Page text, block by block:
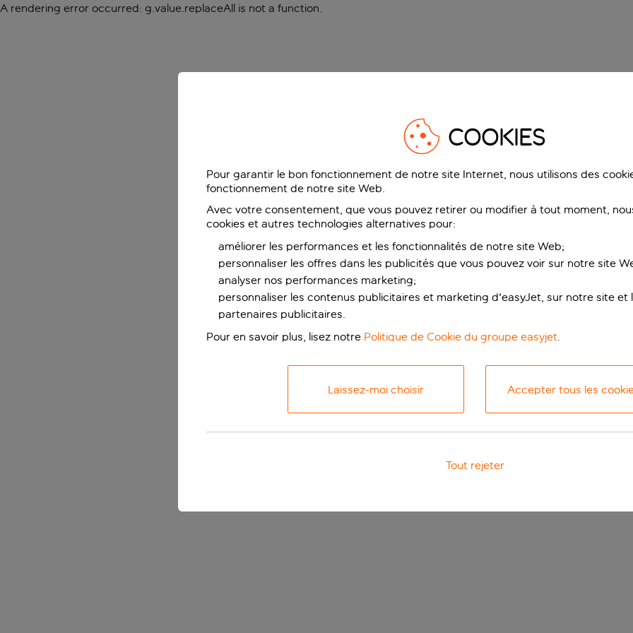
A rendering error occurred: g.value.replaceAll is not a function.
COOKIES
Pour garantir le bon fonctionnement de notre site Internet, nous utilisons des
fonctionnement de notre site Web.
Avec votre consentement, que vous pouvez retirer ou modifier à tout moment,
cookies et autres technologies alternatives pour:
améliorer les performances et les fonctionnalités de notre site Web;
personnaliser les offres dans les publicités que vous pouvez voir sur notre site
analyser nos performances marketing;
personnaliser les contenus publicitaires et marketing d'easyJet, sur notre site et
partenaires publicitaires.
Pour en savoir plus, lisez notre Politique de Cookie du groupe easyjet.
Laissez-moi choisir Accepter tous les
Tout rejeter